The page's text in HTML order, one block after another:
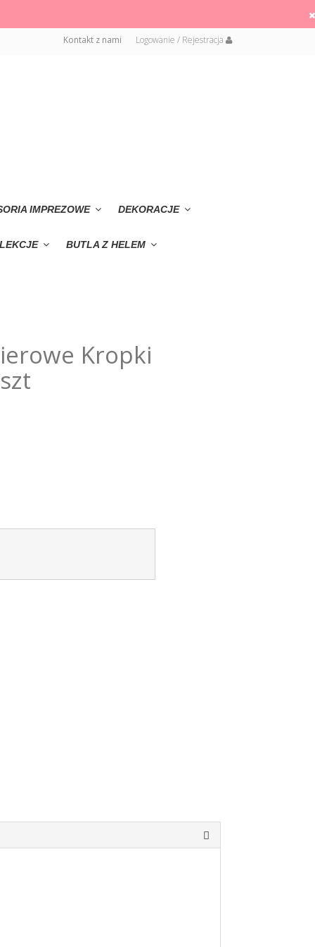
Logowanie / Rejestracja
Kontakt z nami
IMPREZOWE DEKORACJE
BUTLA Z HELEM
Kropki